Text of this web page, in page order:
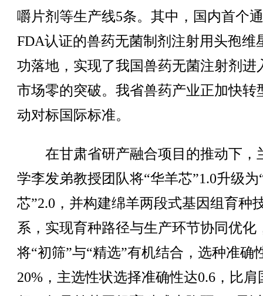
嚼片剂等生产线5条。其中，国内首个
FDA认证的兽药无菌制剂注射用头孢维
功落地，实现了我国兽药无菌注射剂进
市场零的突破。我省兽药产业正加快转
动对标国际标准。
在甘肃省研产融合项目的推动下，
学李发弟教授团队将“华羊芯”1.0升级为
芯”2.0，并构建绵羊两段式基因组育种
系，实现育种路径与生产环节协同优化
将“初筛”与“精选”有机结合，选种准确
20%，主选性状选择准确性达0.6，比肩